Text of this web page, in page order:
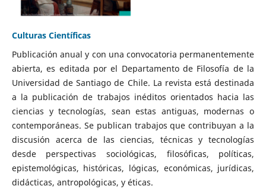
Culturas Científicas
Publicación anual y con una convocatoria permanentemente
abierta, es editada por el Departamento de Filosofía de la
Universidad de Santiago de Chile. La revista está destinada
a la publicación de trabajos inéditos orientados hacia las
ciencias y tecnologías, sean estas antiguas, modernas o
contemporáneas. Se publican trabajos que contribuyan a la
discusión acerca de las ciencias, técnicas y tecnologías
desde perspectivas sociológicas, filosóficas, políticas,
epistemológicas, históricas, lógicas, económicas, jurídicas,
didácticas, antropológicas, y éticas.